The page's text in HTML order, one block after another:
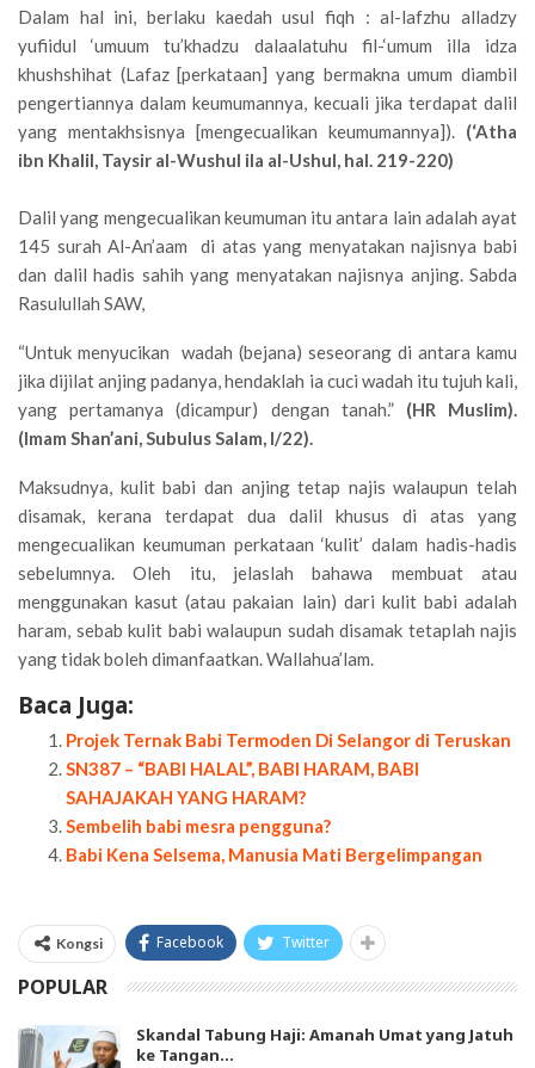
Dalam hal ini, berlaku kaedah usul fiqh : al-lafzhu alladzy
yufiidul ‘umuum tu’khadzu dalaalatuhu fil-‘umum illa idza
khushshihat (Lafaz [perkataan] yang bermakna umum diambil
pengertiannya dalam keumumannya, kecuali jika terdapat dalil
yang mentakhsisnya [mengecualikan keumumannya]). (‘Atha
ibn Khalil, Taysir al-Wushul ila al-Ushul, hal. 219-220)
Dalil yang mengecualikan keumuman itu antara lain adalah ayat
145 surah Al-An’aam di atas yang menyatakan najisnya babi
dan dalil hadis sahih yang menyatakan najisnya anjing. Sabda
Rasulullah SAW,
“Untuk menyucikan wadah (bejana) seseorang di antara kamu
jika dijilat anjing padanya, hendaklah ia cuci wadah itu tujuh kali,
yang pertamanya (dicampur) dengan tanah.” (HR Muslim).
(Imam Shan’ani, Subulus Salam, I/22).
Maksudnya, kulit babi dan anjing tetap najis walaupun telah
disamak, kerana terdapat dua dalil khusus di atas yang
mengecualikan keumuman perkataan ‘kulit’ dalam hadis-hadis
sebelumnya. Oleh itu, jelaslah bahawa membuat atau
menggunakan kasut (atau pakaian lain) dari kulit babi adalah
haram, sebab kulit babi walaupun sudah disamak tetaplah najis
yang tidak boleh dimanfaatkan. Wallahua’lam.
Baca Juga:
Projek Ternak Babi Termoden Di Selangor di Teruskan
SN387 – “BABI HALAL”, BABI HARAM, BABI
SAHAJAKAH YANG HARAM?
Sembelih babi mesra pengguna?
Babi Kena Selsema, Manusia Mati Bergelimpangan
Kongsi Facebook Twitter
POPULAR
Skandal Tabung Haji: Amanah Umat yang Jatuh
ke Tangan…